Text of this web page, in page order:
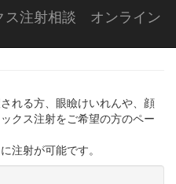
注射相談 オンライン
れる方、眼瞼けいれんや、顔
クス注射をご希望の方のペー
注射が可能です。